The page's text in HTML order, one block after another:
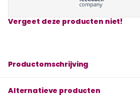
Vergeet deze producten niet!
Productomschrijving
Alternatieve producten